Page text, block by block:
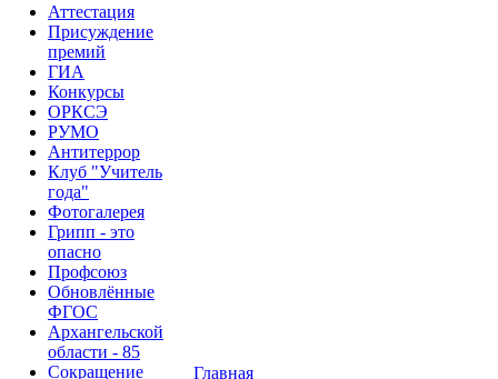
Аттестация
Присуждение
премий
ГИА
Конкурсы
ОРКСЭ
РУМО
Антитеррор
Клуб "Учитель
года"
Фотогалерея
Грипп - это
опасно
Профсоюз
Обновлённые
ФГОС
Архангельской
области - 85
Сокращение
Главная